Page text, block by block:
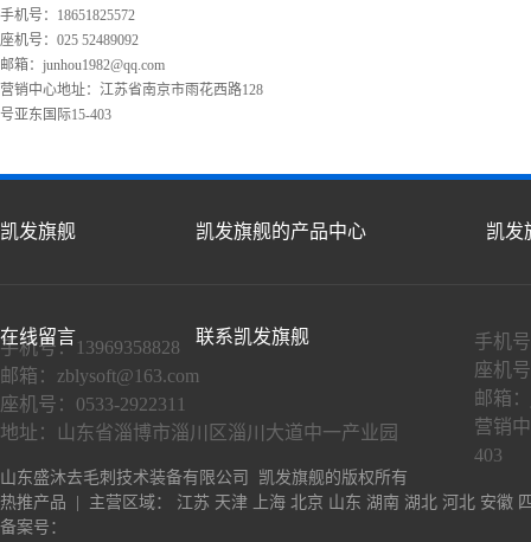
手机号：18651825572
座机号：025 52489092
邮箱： junhou1982@qq.com
营销中心地址：江苏省南京市雨花西路128
号亚东国际15-403
凯发旗舰 凯发旗舰的产品中心 凯发
在线留言 联系凯发旗舰
手机号：13969358828
邮箱： zblysoft@163.com
座机号：0533-2922311
地址：山东省淄博市淄川区淄川大道中一产业园
手机
座机
邮箱：
营销
403
山东盛沐去毛刺技术装备有限公司 凯发旗舰的版权所有
热推产品 | 主营区域： 江苏 天津 上海 北京 山东 湖南 湖北 河北 安徽
备案号：